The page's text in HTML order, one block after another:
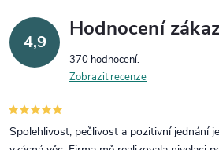
4,9
Hodnocení
370 hodnocení
Zobrazit recenze
Spolehlivost, pečlivost a pozitivní jednání